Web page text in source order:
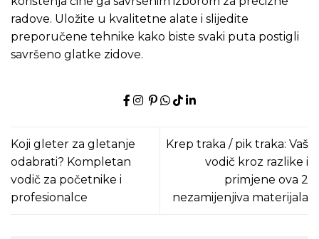
radove. Uložite u kvalitetne alate i slijedite
preporučene tehnike kako biste svaki puta postigli
savršeno glatke zidove.
Koji gleter za gletanje
odabrati? Kompletan
vodič za početnike i
profesionalce
Krep traka / pik traka: Vaš
vodič kroz razlike i
primjene ova 2
nezamijenjiva materijala